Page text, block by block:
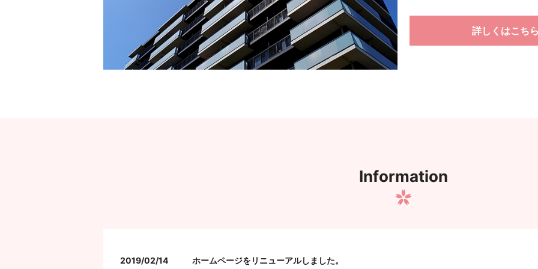
詳しくはこち
Information
2019/02/14 ホームページをリニューアルしました。